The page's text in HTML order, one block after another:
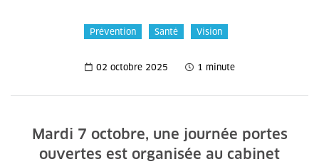
Prévention Santé Vision
02 octobre 2025 1 minute
Mardi 7 octobre, une journée portes
ouvertes est organisée au cabinet